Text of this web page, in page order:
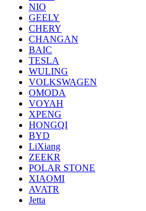
NIO
GEELY
CHERY
CHANGAN
BAIC
TESLA
WULING
VOLKSWAGEN
OMODA
VOYAH
XPENG
HONGQI
BYD
LiXiang
ZEEKR
POLAR STONE
XIAOMI
AVATR
Jetta